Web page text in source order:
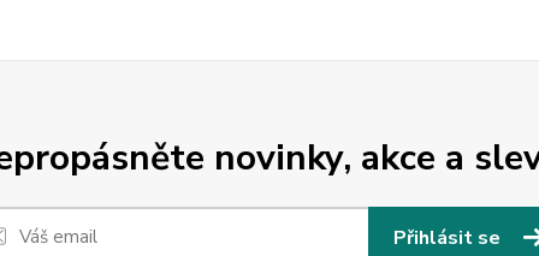
novinky, akce a
Přihlásit se